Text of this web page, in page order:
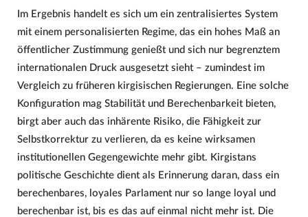
Im Ergebnis handelt es sich um ein zentralisiertes System
mit einem personalisierten Regime, das ein hohes Maß an
öffentlicher Zustimmung genießt und sich nur begrenztem
internationalen Druck ausgesetzt sieht – zumindest im
Vergleich zu früheren kirgisischen Regierungen. Eine solche
Konfiguration mag Stabilität und Berechenbarkeit bieten,
birgt aber auch das inhärente Risiko, die Fähigkeit zur
Selbstkorrektur zu verlieren, da es keine wirksamen
institutionellen Gegengewichte mehr gibt. Kirgistans
politische Geschichte dient als Erinnerung daran, dass ein
berechenbares, loyales Parlament nur so lange loyal und
berechenbar ist, bis es das auf einmal nicht mehr ist. Die